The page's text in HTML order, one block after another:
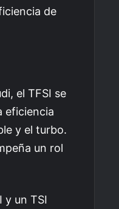
de
el TFSI se
eficiencia
y el turbo.
un rol
y un TSI